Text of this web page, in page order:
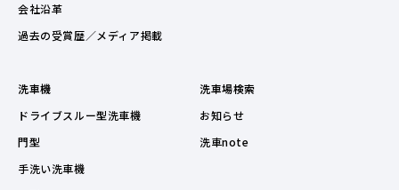
会社沿革
過去の受賞歴／メディア掲載
洗車機
ドライブスルー型洗車機
門型
手洗い洗車機
洗車場検索
お知らせ
洗車note